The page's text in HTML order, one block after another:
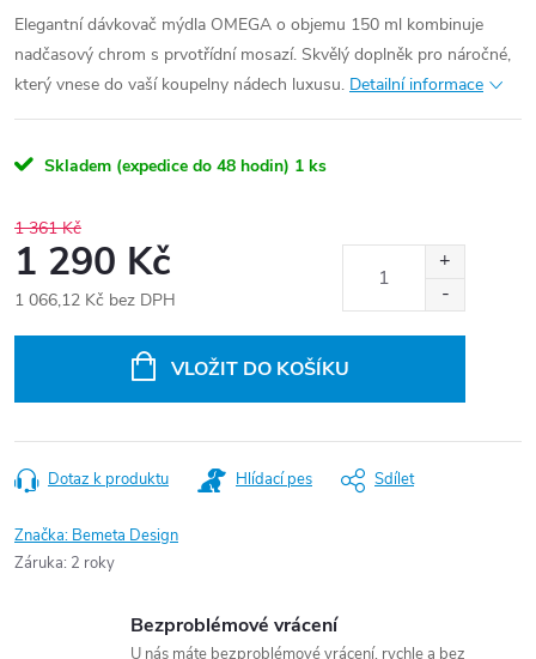
Elegantní dávkovač mýdla OMEGA o objemu 150 ml kombinuje
nadčasový chrom s prvotřídní mosazí. Skvělý doplněk pro náročné,
který vnese do vaší koupelny nádech luxusu. Detailní informace
Skladem (expedice do 48 hodin) 1 ks
1 361 Kč
1 290 Kč
1 066,12 Kč bez DPH
VLOŽIT DO KOŠÍKU
Dotaz k produktu Hlídací pes Sdílet
Značka: Bemeta Design
Záruka: 2 roky
Bezproblémové vrácení
U nás máte bezproblémové vrácení, rychle a bez